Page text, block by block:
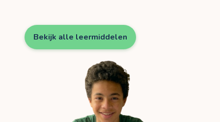
Bekijk alle leermiddelen